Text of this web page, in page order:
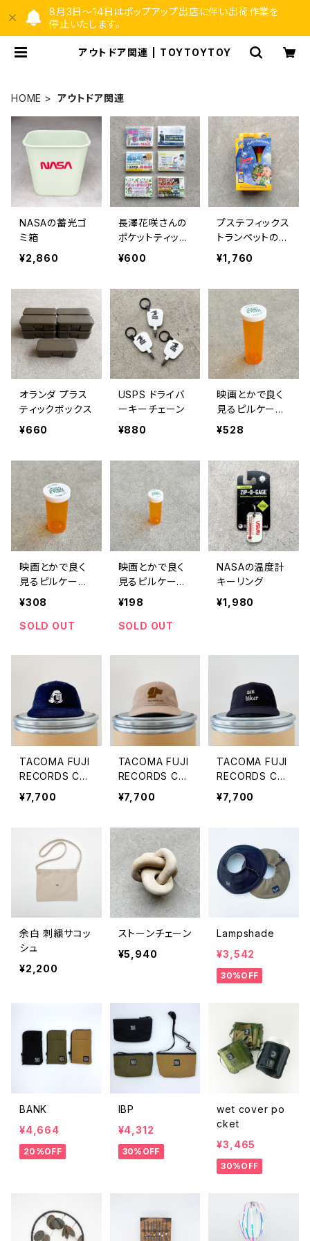
8月3日〜14日はポップアップ出店に伴い出荷作業を
停止いたします。
アウトドア関連 | TOYTOYTOY
HOME アウトドア関連
NASAの蓄光ゴ
ミ箱
¥2,860
長澤花咲さんの
ポケットティッシ
ュ
¥600
プステフィックス
トランペットのシ
ャボン玉
¥1,760
オランダ プラス
ティックボックス
¥660
USPS ドライバ
ーキーチェーン
¥880
映画とかで良く
見るピルケース
XL
¥528
映画とかで良く
見るピルケース
L
¥308
SOLD OUT
映画とかで良く
見るピルケース
S
¥198
SOLD OUT
NASAの温度計
キーリング
¥1,980
TACOMA FUJI
RECORDS CA
P '25 AW「TAC
OMA FUJI REC
¥7,700
TACOMA FUJI
RECORDS CA
P '25 AW「DO
G IS MY SALVA
¥7,700
TACOMA FUJI
RECORDS CA
P '25 AW「ZEN
HIKER」
¥7,700
余白 刺繍サコッ
シュ
¥2,200
ストーンチェーン
¥5,940
Lampshade
¥3,542
30%OFF
BANK
¥4,664
20%OFF
IBP
¥4,312
30%OFF
wet cover po
cket
¥3,465
30%OFF